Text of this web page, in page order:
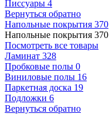
Писсуары 4
Вернуться обратно
Напольные покрытия 370
Напольные покрытия 370
Посмотреть все товары
Ламинат 328
Пробковые полы 0
Виниловые полы 16
Паркетная доска 19
Подложки 6
Вернуться обратно